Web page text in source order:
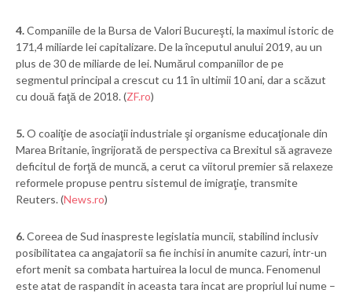
4.Companiile de la Bursa de Valori Bucureşti, la maximul istoric de
171,4 miliarde lei capitalizare. De la începutul anului 2019, au un
plus de 30 de miliarde de lei. Numărul companiilor de pe
segmentul principal a crescut cu 11 în ultimii 10 ani, dar a scăzut
cu două faţă de 2018. (ZF.ro)
5.O coaliţie de asociaţii industriale şi organisme educaţionale din
Marea Britanie, îngrijorată de perspectiva ca Brexitul să agraveze
deficitul de forţă de muncă, a cerut ca viitorul premier să relaxeze
reformele propuse pentru sistemul de imigraţie, transmite
Reuters. (News.ro)
6.Coreea de Sud inaspreste legislatia muncii, stabilind inclusiv
posibilitatea ca angajatorii sa fie inchisi in anumite cazuri, intr-un
efort menit sa combata hartuirea la locul de munca. Fenomenul
este atat de raspandit in aceasta tara incat are propriul lui nume –